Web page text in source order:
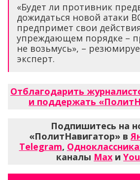
«Будет ли противник
дожидаться новой атаки
предпримет свои
упреждающем порядке –
не возьмусь», –
эксперт.
Отблагодарить
и поддержать
Подпишитесь на
«ПолитНавигатор» в
Telegram,
каналы Max и